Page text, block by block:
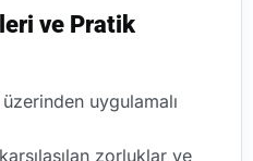
ve Pratik
uygulamalı
zorluklar ve